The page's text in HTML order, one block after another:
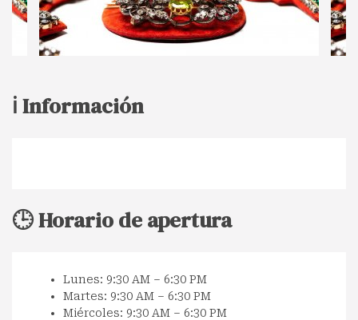
ℹ️ Información
🕒 Horario de apertura
Lunes: 9:30 AM – 6:30 PM
Martes: 9:30 AM – 6:30 PM
Miércoles: 9:30 AM – 6:30 PM